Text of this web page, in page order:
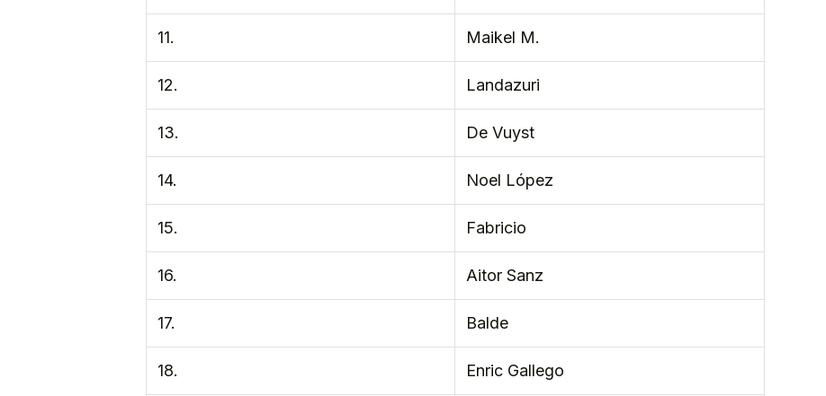
11. Maikel M.
12. Landazuri
13. De Vuyst
14. Noel López
15. Fabricio
16. Aitor Sanz
17. Balde
18. Enric Gallego